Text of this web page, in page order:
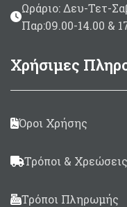
Ωράριο: Δευ-Τετ-
Παρ:09.00-14.00 &
Χρήσιμες
Όροι Χρήσης
Τρόποι &
Τρόποι Πληρωμής